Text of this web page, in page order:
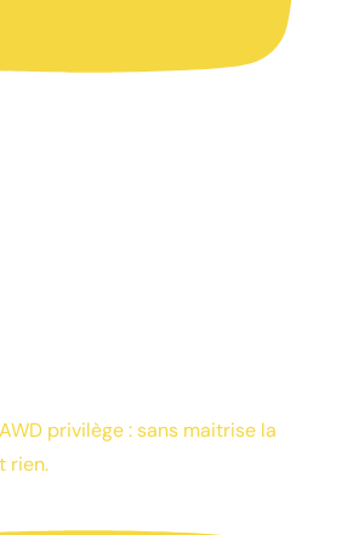
privilège : sans maitrise la
rien.